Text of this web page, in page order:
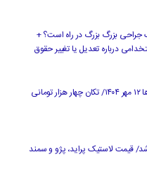
جراحی بزرگ بزرگ در راه است؟ +
درباره تعدیل یا تغییر حقوق
قیمت جدید دلار، یورو و سایر ارزها ۱۲ مهر ۱۴۰۴/ تکان چهار هزار تومانی
قیمت لاستیک پراید، پژو و سمند